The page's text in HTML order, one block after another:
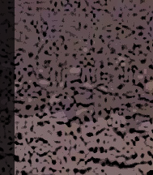
Miami Vice
76
Miami Vice
36